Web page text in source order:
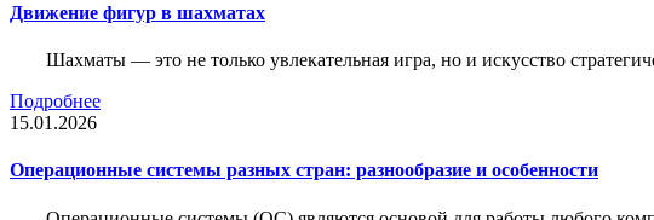
Движение фигур в шахматах
Шахматы — это не только увлекательная игра, но и искусство
Подробнее
15.01.2026
Операционные системы разных стран: разнообразие и особенности